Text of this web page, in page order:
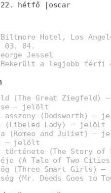
hétfő | oscar
Hotel, Los
03. 04.
Jessel
Bekerült a legjobb férfi
(The Great Ziegfeld) –
– jelölt
asszony (Dodsworth) –
(Libeled Lady) – jelölt
(Romeo and Juliet) –
– jelölt
története (The Story
(A Tale of Two
(Three Smart Girls)
(Mr. Deeds Goes to